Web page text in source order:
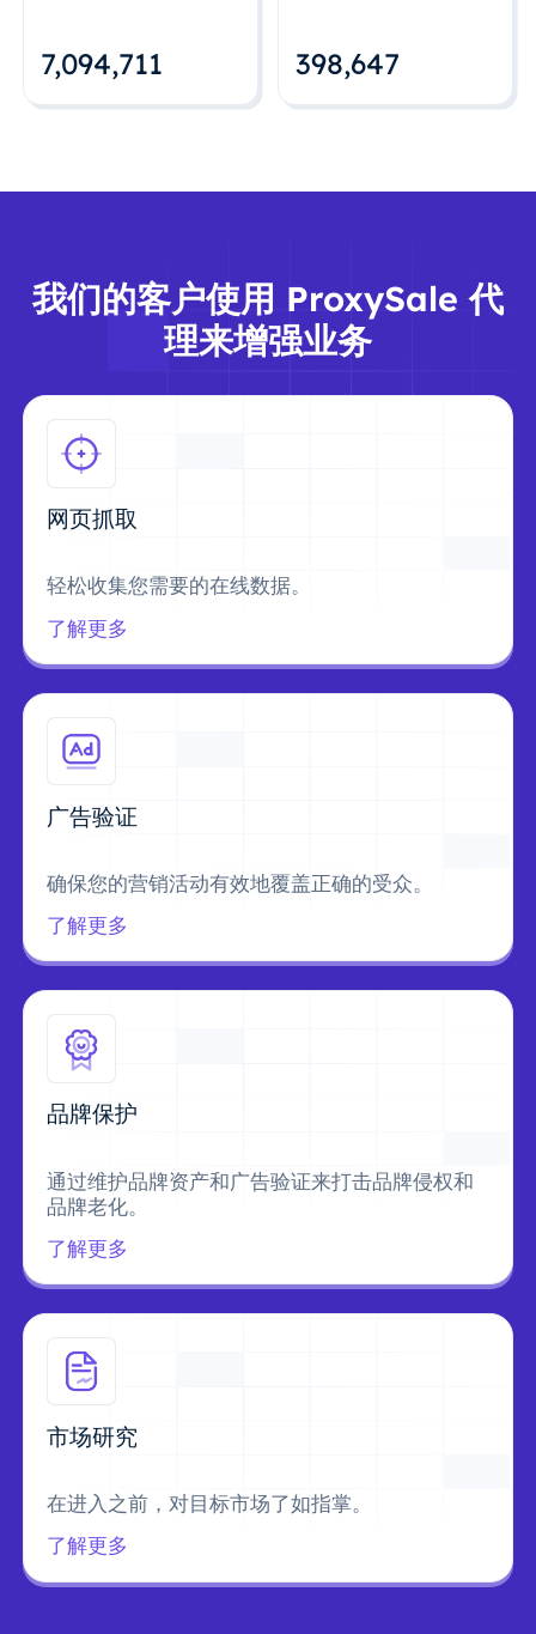
7,094,712 398,648
我们的客户使用 ProxySale 代
理来增强业务
网页抓取
轻松收集您需要的在线数据。
了解更多
广告验证
确保您的营销活动有效地覆盖正确的受众。
了解更多
品牌保护
通过维护品牌资产和广告验证来打击品牌侵权和
品牌老化。
了解更多
市场研究
在进入之前，对目标市场了如指掌。
了解更多